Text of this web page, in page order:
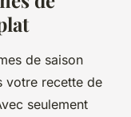
de saison
votre recette de
seulement